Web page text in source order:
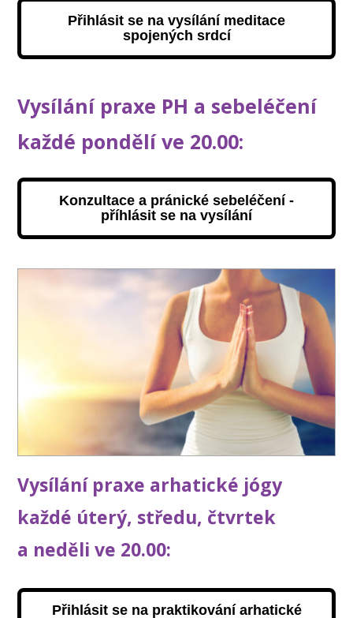
Přihlásit se na vysílání meditace
spojených srdcí
Vysílání praxe PH a sebeléčení
každé pondělí ve 20.00:
Konzultace a pránické sebeléčení -
příhlásit se na vysílání
Vysílání praxe arhatické jógy
každé úterý, středu, čtvrtek
a neděli ve 20.00:
Přihlásit se na praktikování arhatické